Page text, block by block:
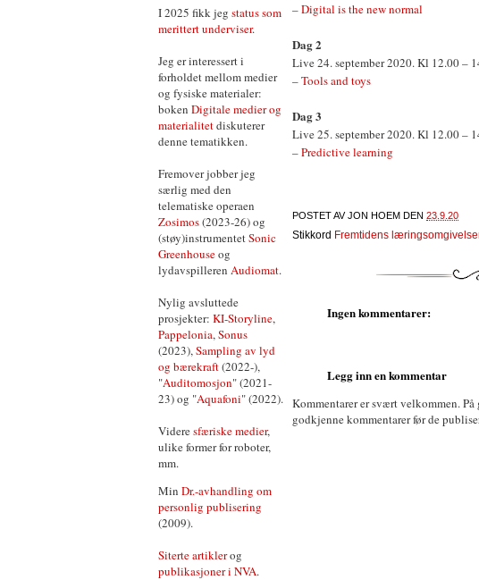
I 2025 fikk jeg status som
merittert underviser.
Jeg er interessert i
forholdet mellom medier
og fysiske materialer:
boken Digitale medier og
materialitetdiskuterer
denne tematikken.
Fremover jobber jeg
særlig med den
telematiske operaen
Zosimos(2023-26) og
(støy)instrumentetSonic
Greenhouseog
lydavspilleren Audiomat.
Nylig avsluttede
prosjekter: KI-Storyline,
Pappelonia,Sonus
(2023),Sampling av lyd
og bærekraft(2022-),
"Auditomosjon" (2021-
23) og "Aquafoni" (2022).
Videresfæriske medier,
ulike former for roboter,
mm.
Min Dr.-avhandling om
personlig publisering
(2009).
Siterte artiklerog
publikasjoner i NVA.
–Digital is the new normal
Dag 2
Live 24. september 2020. Kl 12.00 –
–Tools and toys
Dag 3
Live 25. september 2020. Kl 12.00 –
–Predictive learning
POSTET AVJON HOEM DEN 23.9.20
Stikkord Fremtidens
Ingen kommentarer:
Legg inn en kommentar
Kommentarer er svært velkommen.
godkjenne kommentarer før de